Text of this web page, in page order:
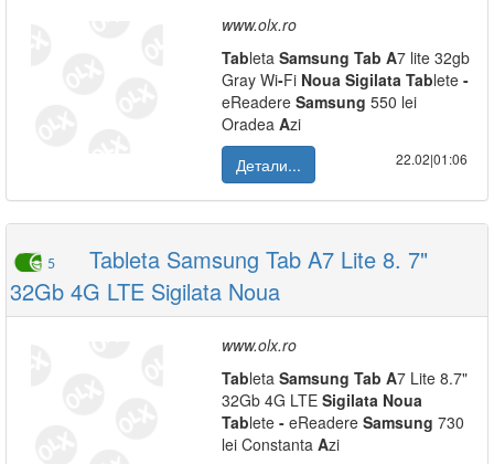
www.olx.ro
Tableta Samsung Tab A7 lite 32gb
Gray Wi-Fi Noua Sigilata Tablete -
eReadere Samsung 550 lei
Oradea Azi
Детали...
22.02|01:06
5
Tableta Samsung Tab A7 Lite 8. 7"
32Gb 4G LTE Sigilata Noua
www.olx.ro
Tableta Samsung Tab A7 Lite 8.7"
32Gb 4G LTE Sigilata Noua
Tablete - eReadere Samsung 730
lei Constanta Azi